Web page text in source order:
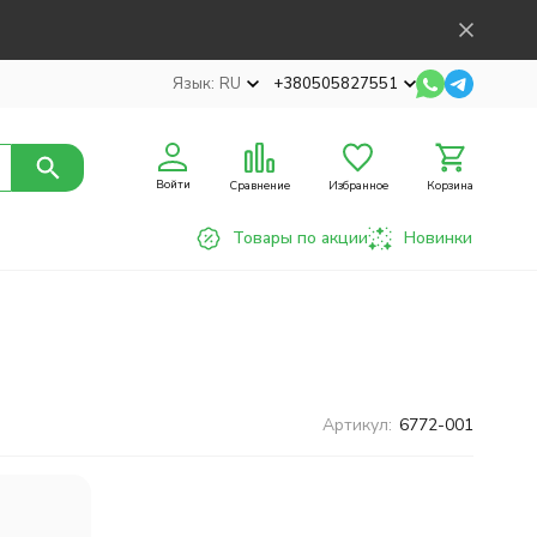
Язык: RU +380505827551
Войти Сравнение Избранное Корзина
Товары по акции Новинки
Артикул: 6772-001